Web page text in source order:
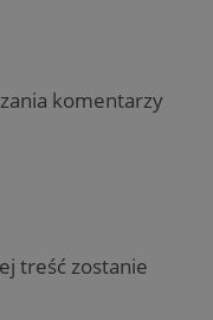
komentarzy
treść zostanie